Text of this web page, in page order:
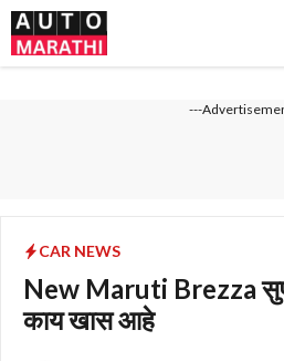
Skip
to
content
---
CAR NEWS
New Maruti Brezza
काय खास आहे